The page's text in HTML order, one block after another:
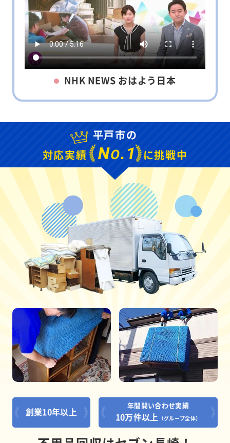
NHK NEWS おはよう日本
平戸市の
対応実績
NO.1 に挑戦中
創業10年以上
年間問い合わせ実績
10万件以上 （グループ全体）